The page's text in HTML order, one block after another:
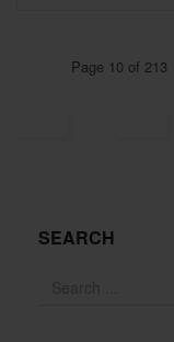
Page 10 of 213
SEARCH